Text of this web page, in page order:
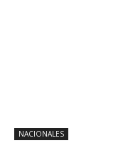
NACIONALES